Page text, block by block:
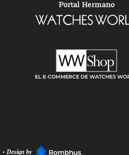
Portal Hermano
• Design by